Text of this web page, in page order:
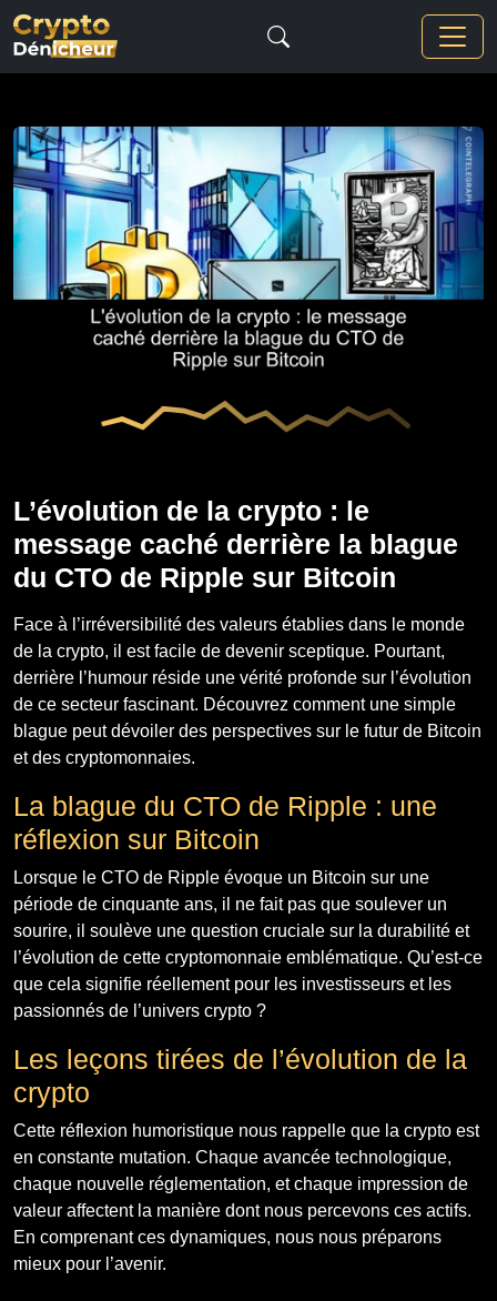
L’évolution de la crypto : le
message caché derrière la blague
du CTO de Ripple sur Bitcoin
Face à l’irréversibilité des valeurs établies dans le monde
de la crypto, il est facile de devenir sceptique. Pourtant,
derrière l’humour réside une vérité profonde sur l’évolution
de ce secteur fascinant. Découvrez comment une simple
blague peut dévoiler des perspectives sur le futur de Bitcoin
et des cryptomonnaies.
La blague du CTO de Ripple : une
réflexion sur Bitcoin
Lorsque le CTO de Ripple évoque un Bitcoin sur une
période de cinquante ans, il ne fait pas que soulever un
sourire, il soulève une question cruciale sur la durabilité et
l’évolution de cette cryptomonnaie emblématique. Qu’est-ce
que cela signifie réellement pour les investisseurs et les
passionnés de l’univers crypto ?
Les leçons tirées de l’évolution de la
crypto
Cette réflexion humoristique nous rappelle que la crypto est
en constante mutation. Chaque avancée technologique,
chaque nouvelle réglementation, et chaque impression de
valeur affectent la manière dont nous percevons ces actifs.
En comprenant ces dynamiques, nous nous préparons
mieux pour l’avenir.